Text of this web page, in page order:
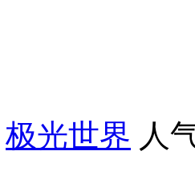
极光世界 人